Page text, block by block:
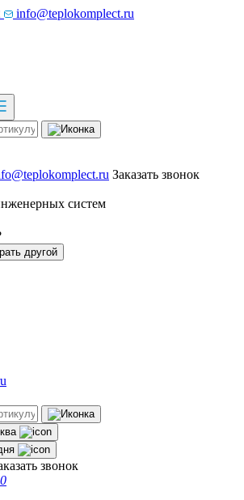
info@teplokomplect.ru
Заказать звонок
систем
другой
звонок
0